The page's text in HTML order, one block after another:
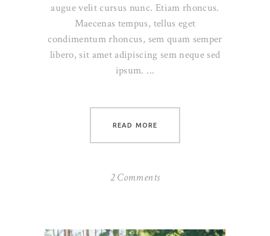
augue velit cursus nunc. Etiam rhoncus.
Maecenas tempus, tellus eget
condimentum rhoncus, sem quam semper
libero, sit amet adipiscing sem neque sed
ipsum.
READ MORE
2 Comments